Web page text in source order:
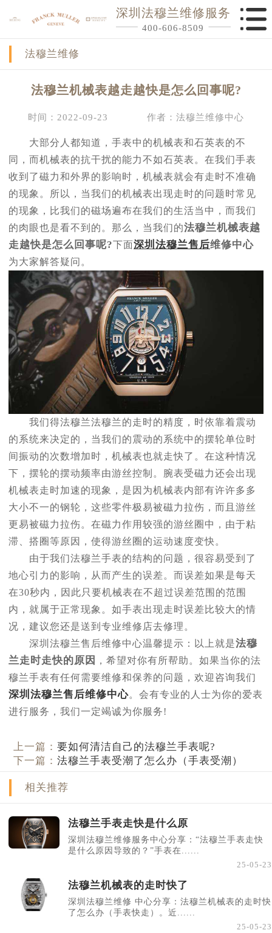
深圳法穆兰维修服务
400-606-8509
法穆兰维修
法穆兰机械表越走越快是怎么回事呢?
时间：2022-09-23 作者：法穆兰维修中心
大部分人都知道，手表中的机械表和石英表的不
同，而机械表的抗干扰的能力不如石英表。在我们手表
收到了磁力和外界的影响时，机械表就会有走时不准确
的现象。所以，当我们的机械表出现走时的问题时常见
的现象，比我们的磁场遍布在我们的生活当中，而我们
的肉眼也是看不到的。那么，当我们的法穆兰机械表越
走越快是怎么回事呢?下面深圳法穆兰售后维修中心
为大家解答疑问。
我们得法穆兰法穆兰的走时的精度，时依靠着震动
的系统来决定的，当我们的震动的系统中的摆轮单位时
间振动的次数增加时，机械表也就走快了。在这种情况
下，摆轮的摆动频率由游丝控制。腕表受磁力还会出现
机械表走时加速的现象，是因为机械表内部有许许多多
大小不一的钢轮，这些零件极易被磁力拉伤，而且游丝
更易被磁力拉伤。在磁力作用较强的游丝圈中，由于粘
滞、搭圈等原因，使得游丝圈的运动速度变快。
由于我们法穆兰手表的结构的问题，很容易受到了
地心引力的影响，从而产生的误差。而误差如果是每天
在30秒内，因此只要机械表在不超过误差范围的范围
内，就属于正常现象。如手表出现走时误差比较大的情
况，建议您还是送到专业维修店去修理。
深圳法穆兰售后维修中心温馨提示：以上就是法穆
兰走时走快的原因
，希望对你有所帮助。如果当你的法
穆兰手表有任何需要维修和保养的问题，欢迎咨询我们
深圳法穆兰售后维修中心。会有专业的人士为你的爱表
进行服务，我们一定竭诚为你服务!
上一篇：要如何清洁自己的法穆兰手表呢?
下一篇：法穆兰手表受潮了怎么办（手表受潮）
相关推荐
法穆兰手表走快是什么原
深圳法穆兰维修服务中心分享：“法穆兰手表走快
是什么原因导致的？”手表在......
25-05-23
法穆兰机械表的走时快了
深圳法穆兰维修 中心分享：法穆兰机械表的走时快
了怎么办（手表快走）。近......
25-05-23